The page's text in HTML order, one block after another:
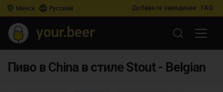
Минск Русский Добавьте заведение FAQ
Пиво в China в стиле Stout - Belgian